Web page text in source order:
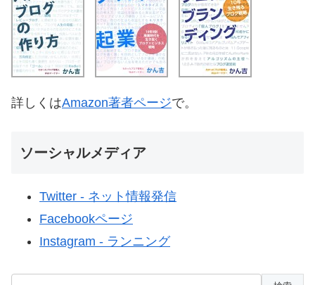
詳しくはAmazon著者ページで。
ソーシャルメディア
Twitter - ネット情報発信
Facebookページ
Instagram - ランニング